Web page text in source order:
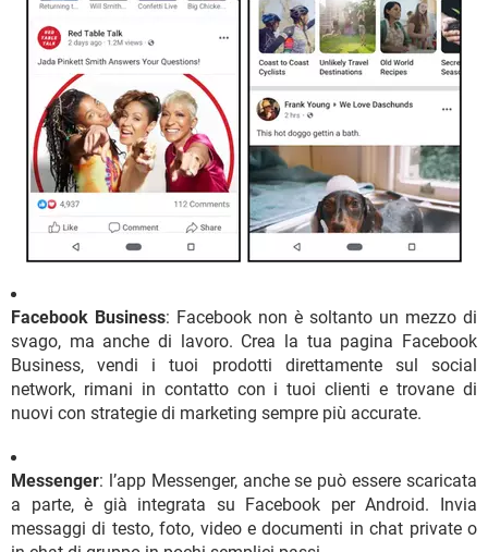
Facebook Business: Facebook non è soltanto un mezzo di
svago, ma anche di lavoro. Crea la tua pagina Facebook
Business, vendi i tuoi prodotti direttamente sul social
network, rimani in contatto con i tuoi clienti e trovane di
nuovi con strategie di marketing sempre più accurate.
Messenger: l’app Messenger, anche se può essere scaricata
a parte, è già integrata su Facebook per Android. Invia
messaggi di testo, foto, video e documenti in chat private o